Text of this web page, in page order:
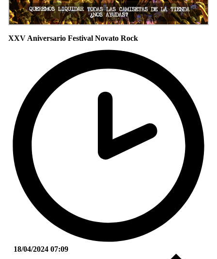
XXV Aniversario Festival Novato Rock
18/04/2024 07:09